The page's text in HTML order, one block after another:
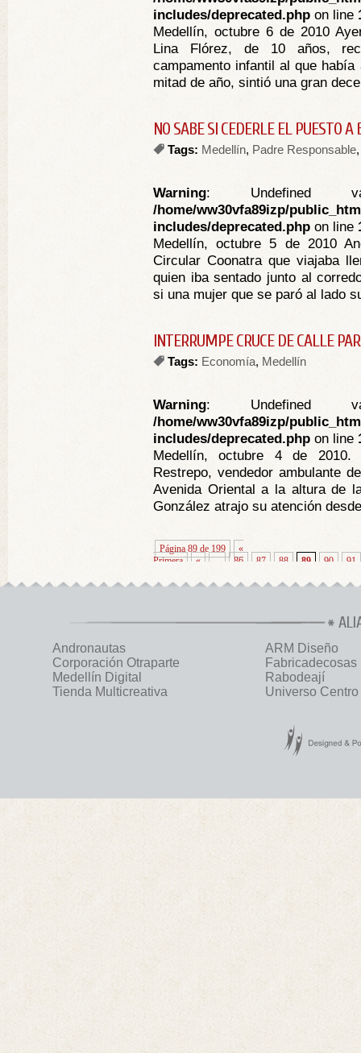
includes/deprecated.php on line
Medellín, octubre 6 de 2010
Lina Flórez, de 10 años,
campamento infantil al que
mitad de año, sintió una gran
NO SABE SI CEDERLE EL PUESTO A
Tags: Medellín, Padre Responsable
Warning: Undefined
/home/ww30vfa89izp/
includes/deprecated.php on line
Medellín, octubre 5 de 2010
Circular Coonatra que viajaba
quien iba sentado junto al
si una mujer que se paró al lado
INTERRUMPE CRUCE DE CALLE
Tags: Economía, Medellín
Warning: Undefined
/home/ww30vfa89izp/
includes/deprecated.php on line
Medellín, octubre 4 de 2010.
Restrepo, vendedor ambulante
Avenida Oriental a la altura de
González atrajo su atención
Página 89 de 199
«
Primera
« ... 86 87 88 89 90 91
Andronautas
ARM Diseño
Corporación Otraparte
Fabricadecosas
Medellín Digital
Rabodeají
Tienda Multicreativa
Universo Centro